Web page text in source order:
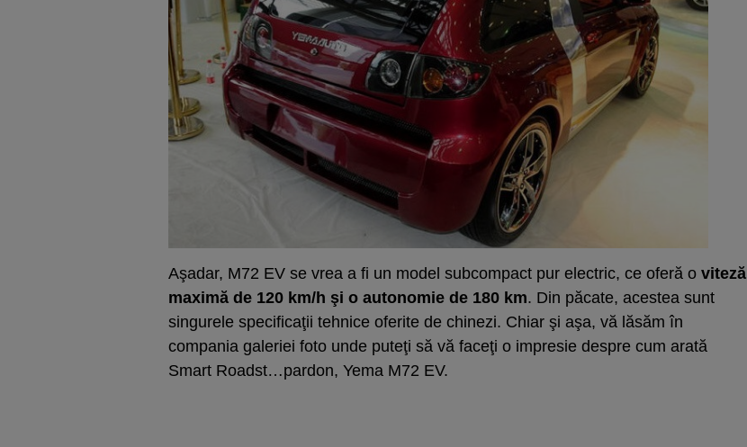
Aşadar, M72 EV se vrea a fi un model subcompact pur electric, ce oferă o viteză
maximă de 120 km/h şi o autonomie de 180 km. Din păcate, acestea sunt
singurele specificaţii tehnice oferite de chinezi. Chiar şi aşa, vă lăsăm în
compania galeriei foto unde puteţi să vă faceţi o impresie despre cum arată
Smart Roadst…pardon, Yema M72 EV.